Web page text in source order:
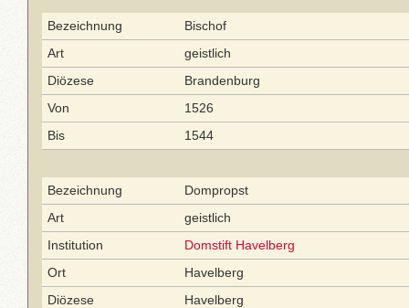
Bezeichnung
Bischof
Art
geistlich
Diözese
Brandenburg
Von
1526
Bis
1544
Bezeichnung
Dompropst
Art
geistlich
Institution
Domstift Havelberg
Ort
Havelberg
Diözese
Havelberg